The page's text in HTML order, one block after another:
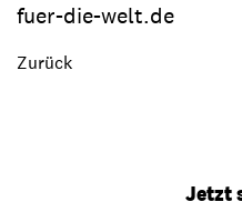
fuer-die-welt.de
Zurück
Jetzt